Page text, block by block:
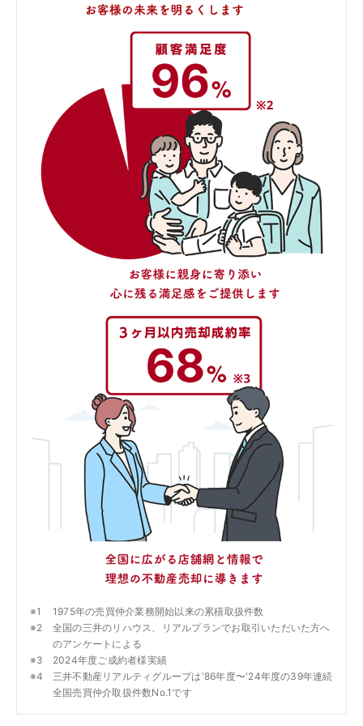
1975年の売買仲介業務開始以来の累積取扱件数
全国の三井のリハウス、リアルプランでお取引いただいた方へ
のアンケートによる
2024年度ご成約者様実績
三井不動産リアルティグループは'86年度〜'24年度の39年連続
全国売買仲介取扱件数No.1です